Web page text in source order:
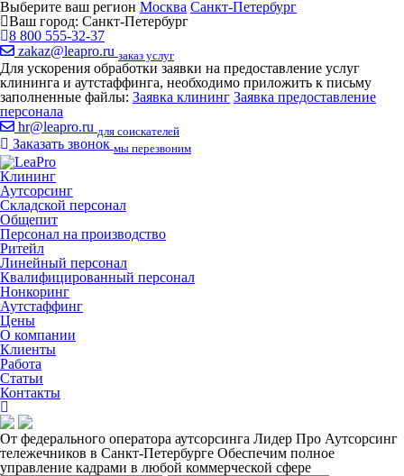
Выберите ваш регион Москва Санкт-Петербург
Ваш город: Санкт-Петербург
8 800 555-32-37
zakaz@leapro.ru заказ услуг
Для ускорения обработки заявки на предоставление услуг
клининга и аутстаффинга, необходимо приложить к письму
заполненные файлы: Заявка клининг Заявка предоставление
персонала
hr@leapro.ru для соискателей
Заказать звонок мы перезвоним
Клининг
Аутсорсинг
Складской персонал
Общепит
Персонал на производство
Ритейл
Линейный персонал
Квалифицированный персонал
Нонкоринг
Аутстаффинг
Цены
О компании
Клиенты
Работа
Статьи
Контакты
От федерального оператора аутсорсинга Лидер Про Аутсорсинг
тележечников в Санкт-Петербурге Обеспечим полное
управление кадрами в любой коммерческой сфере